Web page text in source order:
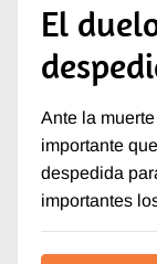
El
Ante la
importante
despedida
importantes